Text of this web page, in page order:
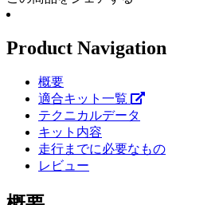
Product Navigation
概要
適合キット一覧
テクニカルデータ
キット内容
走行までに必要なもの
レビュー